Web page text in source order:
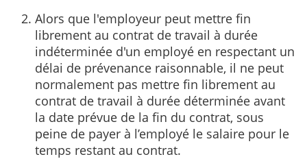
Alors que l'employeur peut mettre fin
librement au contrat de travail à durée
indéterminée d'un employé en respectant un
délai de prévenance raisonnable, il ne peut
normalement pas mettre fin librement au
contrat de travail à durée déterminée avant
la date prévue de la fin du contrat, sous
peine de payer à l’employé le salaire pour le
temps restant au contrat.